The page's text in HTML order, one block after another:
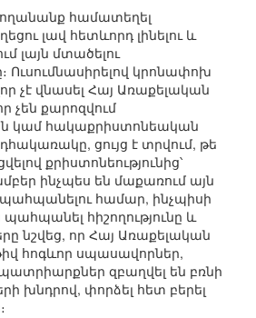
համատեղել
լավ հետևորդ լինելու և
լայն մտածելու
Ուսումնասիրելով կրոնափոխ
չէ վնասել Հայ Առաքելական
չեն քարոզվում
կամ հակաքրիստոնեական
ցույց է տրվում, թե
քրիստոնեությունից՝
ինչպես են մաքառում այն
համար, ինչպիսի
հիշողությունը և
նշվեց, որ Հայ Առաքելական
հոգևոր սպասավորներ,
զբաղվել են բռնի
խնդրով, փորձել հետ բերել